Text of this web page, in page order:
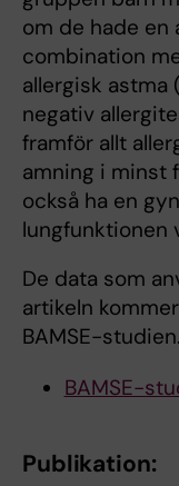
om de hade en
combination
allergisk astma
negativ
framför allt
amning i minst
också ha en
lungfunktionen
De data som
artikeln
BAMSE-studien.
BAMSE-
Publikation: